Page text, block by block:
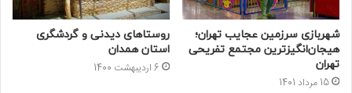
شهربازی سرزمین عجایب تهران؛
هیجان‌انگیزترین مجتمع تفریحی
تهران
15 مرداد 1401
روستاهای دیدنی و گردشگری
استان همدان
6 اردیبهشت 1400